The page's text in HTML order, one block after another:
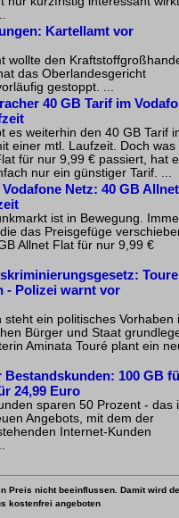
Kartellamt vor
wollte den
das Oberlandesgericht
gestoppt. ...
40 GB Tarif im
es weiterhin den 40 GB Tarif
einer mtl. Laufzeit. Doch was
für nur 9,99 € passiert, hat
nur ein günstiger Tarif. ...
Netz: 40 GB
ist in Bewegung.
das Preisgefüge
Allnet Flat für nur 9,99 €
: Toure
- Polizei warnt vor
ein politisches Vorhaben
Bürger und Staat
Aminata Touré plant ein
100 GB
24,99 Euro
sparen 50 Prozent - das
Angebots, mit dem der
Internet-Kunden
Preis nicht beeinflussen. Damit wird
kostenfrei angeboten